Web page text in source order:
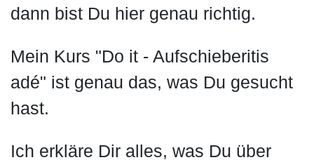
dann bist Du hier genau richtig.
Mein Kurs "Do it - Aufschieberitis
adé" ist genau das, was Du gesucht
hast.
Ich erkläre Dir alles, was Du über